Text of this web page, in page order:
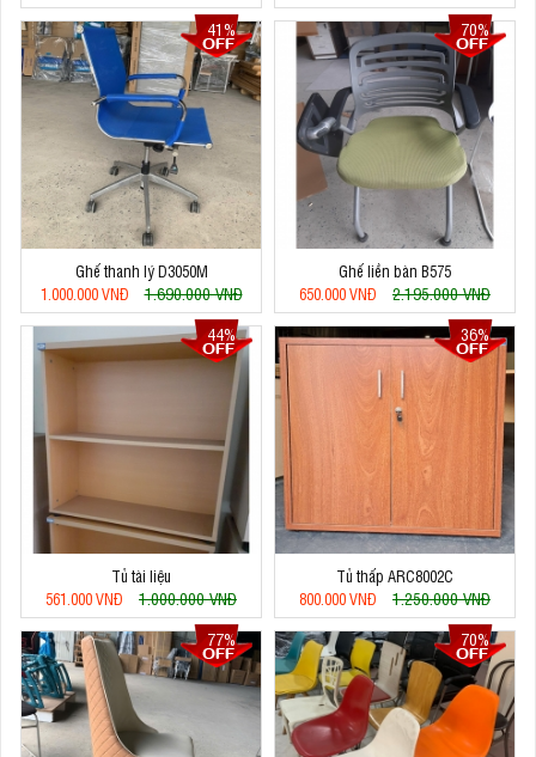
41%
Ghế thanh lý D3050M
1.000.000 VNĐ
1.690.000 VNĐ
70%
Ghế liền bàn B575
650.000 VNĐ
2.195.000 VNĐ
44%
Tủ tài liệu
561.000 VNĐ
1.000.000 VNĐ
36%
Tủ thấp ARC8002C
800.000 VNĐ
1.250.000 VNĐ
77%
70%